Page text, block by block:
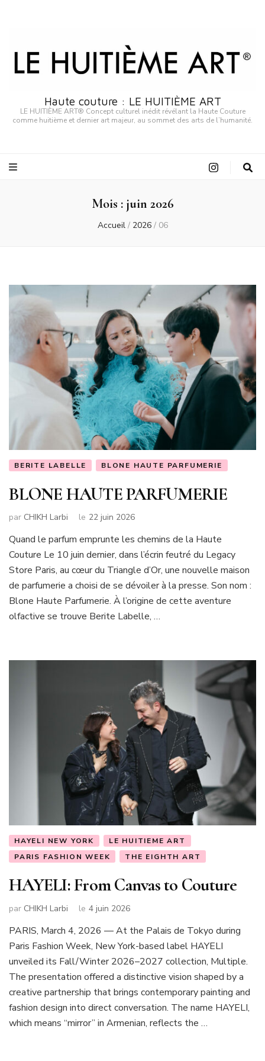
Haute couture : LE HUITIÈME ART
LE HUITIÈME ART® Concept culturel inédit révélant la Haute Couture
comme huitième et dernier art majeur, au sommet des arts de l’humanité.
Mois : juin 2026
Accueil / 2026 / 06
BERITE LABELLE BLONE HAUTE PARFUMERIE
BLONE HAUTE PARFUMERIE
par CHIKH Larbi le 22 juin 2026
Quand le parfum emprunte les chemins de la Haute
Couture Le 10 juin dernier, dans l’écrin feutré du Legacy
Store Paris, au cœur du Triangle d’Or, une nouvelle maison
de parfumerie a choisi de se dévoiler à la presse. Son nom :
Blone Haute Parfumerie. À l’origine de cette aventure
olfactive se trouve Berite Labelle, …
HAYELI NEW YORK
LE HUITIEME ART
PARIS FASHION WEEK
THE EIGHTH ART
HAYELI: From Canvas to Couture
par CHIKH Larbi le 4 juin 2026
PARIS, March 4, 2026 — At the Palais de Tokyo during
Paris Fashion Week, New York-based label HAYELI
unveiled its Fall/Winter 2026–2027 collection, Multiple.
The presentation offered a distinctive vision shaped by a
creative partnership that brings contemporary painting and
fashion design into direct conversation. The name HAYELI,
which means “mirror” in Armenian, reflects the …